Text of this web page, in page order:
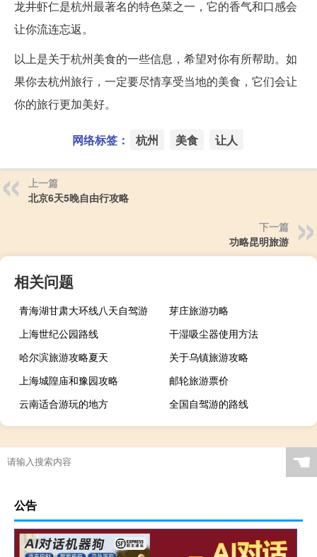
龙井虾仁是杭州最著名的特色菜之一，它的香气和口感会
让你流连忘返。
以上是关于杭州美食的一些信息，希望对你有所帮助。如
果你去杭州旅行，一定要尽情享受当地的美食，它们会让
你的旅行更加美好。
网络标签： 杭州 美食 让人
上一篇
北京6天5晚自由行攻略
下一篇
功略昆明旅游
相关问题
青海湖甘肃大环线八天自驾游
芽庄旅游功略
上海世纪公园路线
干湿吸尘器使用方法
哈尔滨旅游攻略夏天
关于乌镇旅游攻略
上海城隍庙和豫园攻略
邮轮旅游票价
云南适合游玩的地方
全国自驾游的路线
☚
公告